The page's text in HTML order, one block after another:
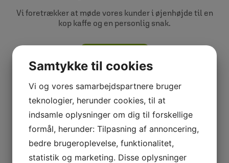
Vi foretrækker at møde vores kunder i øjenhøjde til en
kop kaffe og en personlig snak.
SKRIV TIL OS
REFERENCER
Samtykke til cookies
Vi og vores samarbejdspartnere bruger
teknologier, herunder cookies, til at
indsamle oplysninger om dig til forskellige
formål, herunder: Tilpasning af annoncering,
bedre brugeroplevelse, funktionalitet,
statistik og marketing. Disse oplysninger